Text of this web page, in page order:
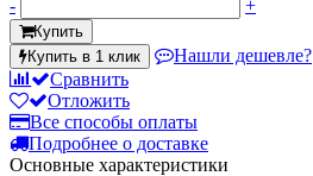
- +
Купить
Купить в 1 клик
Нашли дешевле?
Сравнить
Отложить
Все способы оплаты
Подробнее о доставке
Основные характеристики